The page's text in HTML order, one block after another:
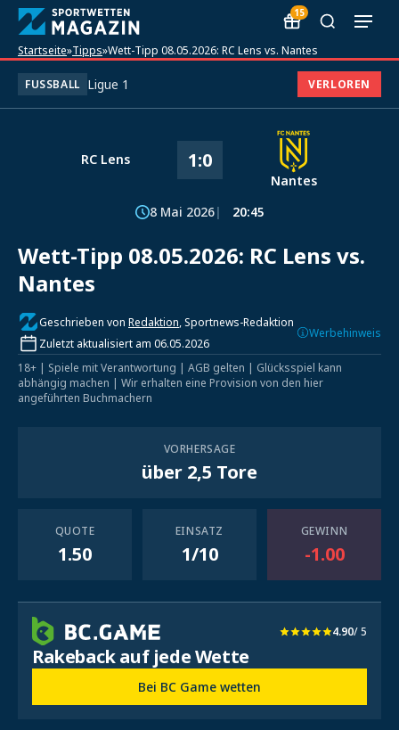
15
Startseite»Tipps»Wett-Tipp 08.05.2026: RC Lens vs. Nantes
FUSSBALL Ligue 1 VERLOREN
RC Lens 1:0
Nantes
8 Mai 2026
20:45
Wett-Tipp 08.05.2026: RC Lens vs.
Nantes
Geschrieben von Redaktion, Sportnews-Redaktion
Zuletzt aktualisiert am 06.05.2026
Werbehinweis
18+ | Spiele mit Verantwortung | AGB gelten | Glücksspiel kann
abhängig machen | Wir erhalten eine Provision von den hier
angeführten Buchmachern
VORHERSAGE
über 2,5 Tore
QUOTE
1.50
EINSATZ
1/10
GEWINN
-1.00
4.90/ 5
Rakeback auf jede Wette
Bei BC Game wetten